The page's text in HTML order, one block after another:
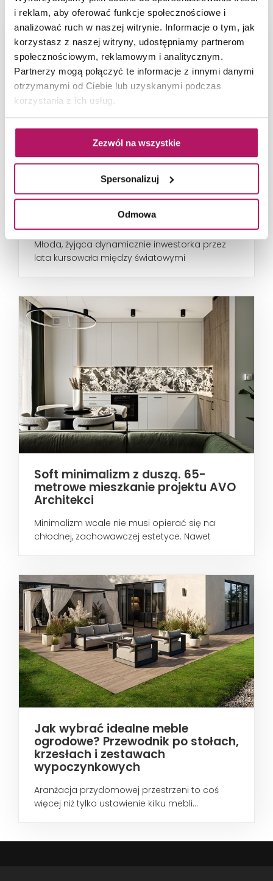
i reklam, aby oferować funkcje społecznościowe i
analizować ruch w naszej witrynie. Informacje o tym, jak
korzystasz z naszej witryny, udostępniamy partnerom
społecznościowym, reklamowym i analitycznym.
Partnerzy mogą połączyć te informacje z innymi danymi
otrzymanymi od Ciebie lub uzyskanymi podczas
korzystania z ich usług.
Zezwól na wszystkie
Spersonalizuj
Odmowa
66-metrowy apartament:
przystań dla nowoczesnej
Młoda, żyjąca dynamicznie inwestorka przez
lata kursowała między światowymi
Soft minimalizm z duszą. 65-
metrowe mieszkanie projektu AVO
Architekci
Minimalizm wcale nie musi opierać się na
chłodnej, zachowawczej estetyce. Nawet
Jak wybrać idealne meble
ogrodowe? Przewodnik po stołach,
krzesłach i zestawach
wypoczynkowych
Aranżacja przydomowej przestrzeni to coś
więcej niż tylko ustawienie kilku mebli...